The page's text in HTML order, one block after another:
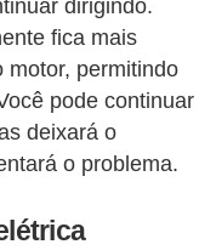
dirigindo.
fica mais
motor, permitindo
pode continuar
deixará o
o problema.